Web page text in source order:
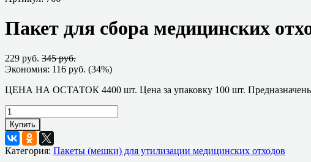
Пакет для сбора медицинских
229 руб. 345 руб.
Экономия: 116 руб. (34%)
ЦЕНА НА ОСТАТОК 4400 шт. Цена за упаковку 100 шт. Предназначены
Купить
Категория: Пакеты (мешки) для утилизации медицинских отходов